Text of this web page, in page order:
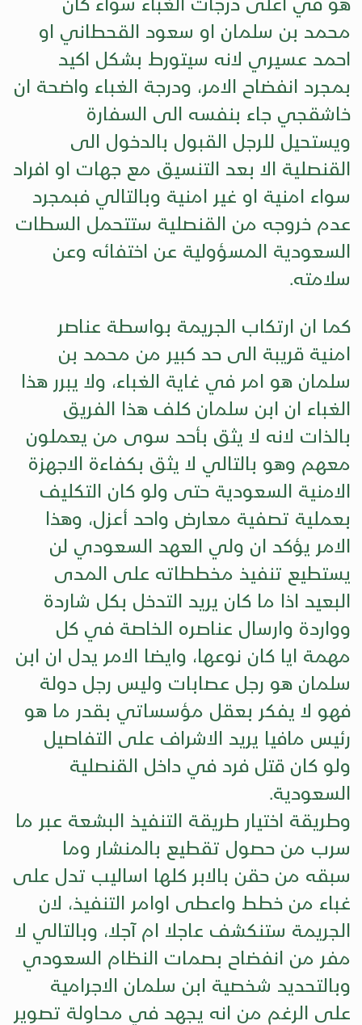
محمد بن سلمان او سعود القحطاني او
احمد عسيري لانه سيتورط بشكل اكيد
بمجرد انفضاح الامر، ودرجة الغباء واضحة ان
خاشقجي جاء بنفسه الى السفارة
ويستحيل للرجل القبول بالدخول الى
القنصلية الا بعد التنسيق مع جهات او افراد
سواء امنية او غير امنية وبالتالي فبمجرد
عدم خروجه من القنصلية ستتحمل السطات
السعودية المسؤولية عن اختفائه وعن
سلامته.
كما ان ارتكاب الجريمة بواسطة عناصر
امنية قريبة الى حد كبير من محمد بن
سلمان هو امر في غاية الغباء، ولا يبرر هذا
الغباء ان ابن سلمان كلف هذا الفريق
بالذات لانه لا يثق بأحد سوى من يعملون
معهم وهو بالتالي لا يثق بكفاءة الاجهزة
الامنية السعودية حتى ولو كان التكليف
بعملية تصفية معارض واحد أعزل، وهذا
الامر يؤكد ان ولي العهد السعودي لن
يستطيع تنفيذ مخططاته على المدى
البعيد اذا ما كان يريد التدخل بكل شاردة
وواردة وارسال عناصره الخاصة في كل
مهمة ايا كان نوعها، وايضا الامر يدل ان ابن
سلمان هو رجل عصابات وليس رجل دولة
فهو لا يفكر بعقل مؤسساتي بقدر ما هو
رئيس مافيا يريد الاشراف على التفاصيل
ولو كان قتل فرد في داخل القنصلية
السعودية.
وطريقة اختيار طريقة التنفيذ البشعة عبر ما
سرب من حصول تقطيع بالمنشار وما
سبقه من حقن بالابر كلها اساليب تدل على
غباء من خطط واعطى اوامر التنفيذ، لان
الجريمة ستنكشف عاجلا ام آجلا، وبالتالي لا
مفر من انفضاح بصمات النظام السعودي
وبالتحديد شخصية ابن سلمان الاجرامية
على الرغم من انه يجهد في محاولة تصوير